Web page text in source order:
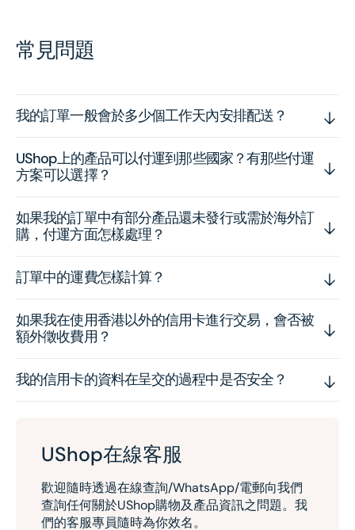
常見問題
我的訂單一般會於多少個工作天內安排配送？
UShop上的產品可以付運到那些國家？有那些付運
方案可以選擇？
如果我的訂單中有部分產品還未發行或需於海外訂
購，付運方面怎樣處理？
訂單中的運費怎樣計算？
如果我在使用香港以外的信用卡進行交易，會否被
額外徵收費用？
我的信用卡的資料在呈交的過程中是否安全？
UShop在線客服
歡迎隨時透過在線查詢/WhatsApp/電郵向我們
查詢任何關於UShop購物及產品資訊之問題。我
們的客服專員隨時為你效名。